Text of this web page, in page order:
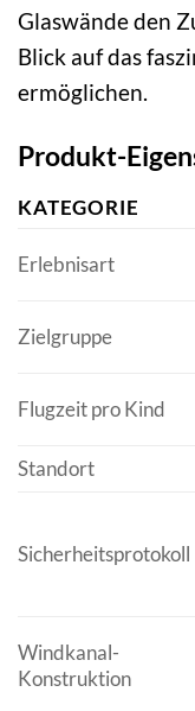
Glaswände den
Blick auf das
ermöglichen.
Produkt-
KATEGORIE
Erlebnisart
Zielgruppe
Flugzeit pro Kind
Standort
Sicherheitsprotokoll
Windkanal-
Konstruktion